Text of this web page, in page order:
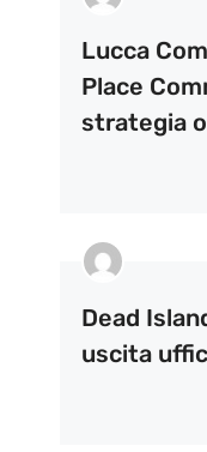
Lucca
Place
strategia
Dead
uscita